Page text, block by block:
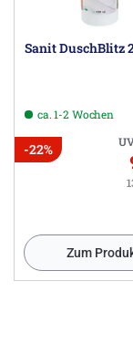
Sanit DuschBlitz
ca. 1-2 Wochen
-22%
Zum